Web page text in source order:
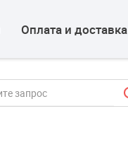
Оплата и доставка